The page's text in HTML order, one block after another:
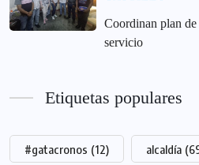
Coordinan plan
servicio
Etiquetas populares
#gatacronos (12) alcaldía